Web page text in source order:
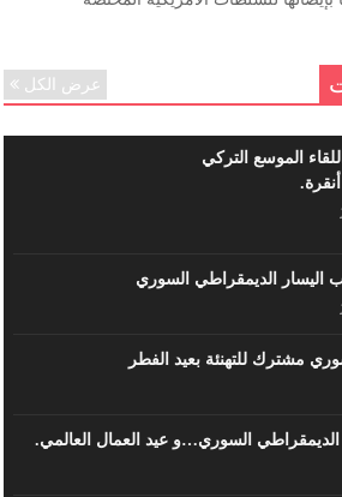
الحموري
عرض الكل
الموسع التركي
اليسار الديمقراطي السوري
مشترك للتهنئة بعيد الفطر
السوري…و عيد العمال العالمي.